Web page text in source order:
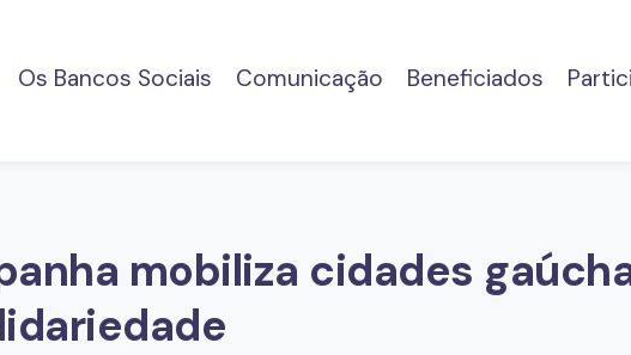
(current)
Os Bancos Sociais Comunicação Beneficiados
mobiliza cidades